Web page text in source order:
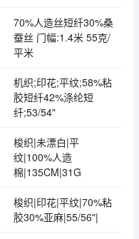
70%人造丝短纤30%桑
蚕丝 门幅:1.4米 55克/
平米
机织;印花;平纹;58%粘
胶短纤42%涤纶短
纤;53/54"
梭织|未漂白|平
纹|100%人造
棉|135CM|31G
梭织|印花|平纹|70%粘
胶30%亚麻|55/56"|